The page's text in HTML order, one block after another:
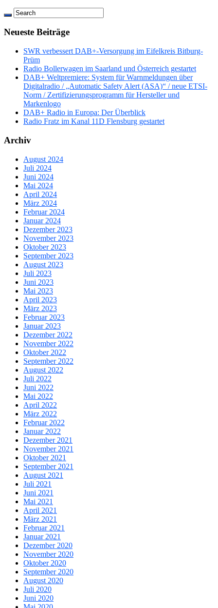
Neueste Beiträge
SWR verbessert DAB+-Versorgung im Eifelkreis Bitburg-
Prüm
Radio Bollerwagen im Saarland und Österreich gestartet
DAB+ Weltpremiere: System für Warnmeldungen über
Digitalradio / „Automatic Safety Alert (ASA)“ / neue ETSI-
Norm / Zertifizierungsprogramm für Hersteller und
Markenlogo
DAB+ Radio in Europa: Der Überblick
Radio Fratz im Kanal 11D Flensburg gestartet
Archiv
August 2024
Juli 2024
Juni 2024
Mai 2024
April 2024
März 2024
Februar 2024
Januar 2024
Dezember 2023
November 2023
Oktober 2023
September 2023
August 2023
Juli 2023
Juni 2023
Mai 2023
April 2023
März 2023
Februar 2023
Januar 2023
Dezember 2022
November 2022
Oktober 2022
September 2022
August 2022
Juli 2022
Juni 2022
Mai 2022
April 2022
März 2022
Februar 2022
Januar 2022
Dezember 2021
November 2021
Oktober 2021
September 2021
August 2021
Juli 2021
Juni 2021
Mai 2021
April 2021
März 2021
Februar 2021
Januar 2021
Dezember 2020
November 2020
Oktober 2020
September 2020
August 2020
Juli 2020
Juni 2020